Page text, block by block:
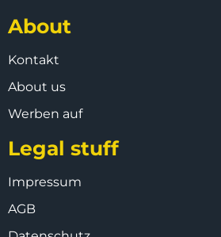
About
Kontakt
About us
Werben auf
Legal stuff
Impressum
AGB